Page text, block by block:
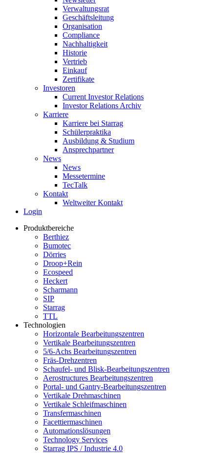
Verwaltungsrat
Geschäftsleitung
Organisation
Compliance
Nachhaltigkeit
Historie
Vertrieb
Einkauf
Zertifikate
Investoren
Current Investor Relations
Investor Relations Archiv
Karriere
Karriere bei Starrag
Schülerpraktika
Ausbildung & Studium
Ansprechpartner
News
News
Messetermine
TecTalk
Kontakt
Weltweiter Kontakt
Login
Produktbereiche
Berthiez
Bumotec
Dörries
Droop+Rein
Ecospeed
Heckert
Scharmann
SIP
Starrag
TTL
Technologien
Horizontale Bearbeitungszentren
Vertikale Bearbeitungszentren
5/6-Achs Bearbeitungszentren
Fräs-Drehzentren
Schaufel- und Blisk-Bearbeitungszentren
Aerostructures Bearbeitungszentren
Portal- und Gantry-Bearbeitungszentren
Vertikale Drehmaschinen
Vertikale Schleifmaschinen
Transfermaschinen
Facettiermaschinen
Automationslösungen
Technology Services
Starrag IPS / Industrie 4.0